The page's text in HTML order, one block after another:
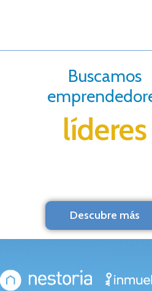
Buscamos
líderes
Descubre más